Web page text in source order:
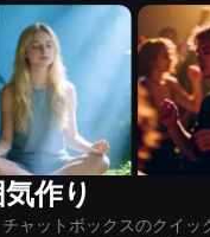
作り
ャットボックスのクイッ